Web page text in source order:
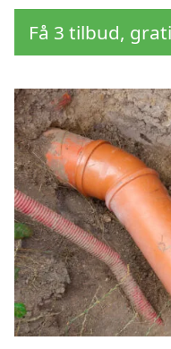
Få 3 tilbud,